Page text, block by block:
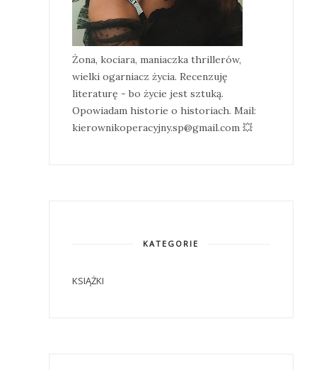
Żona, kociara, maniaczka thrillerów,
wielki ogarniacz życia. Recenzuję
literaturę - bo życie jest sztuką.
Opowiadam historie o historiach. Mail:
kierownikoperacyjny.sp@gmail.com 💥
KATEGORIE
KSIĄŻKI